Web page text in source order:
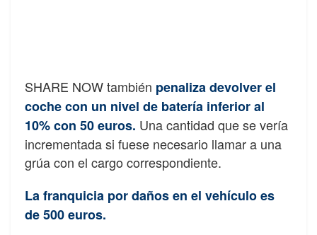
SHARE NOW también penaliza devolver el
coche con un nivel de batería inferior al
10% con 50 euros. Una cantidad que se vería
incrementada si fuese necesario llamar a una
grúa con el cargo correspondiente.
La franquicia por daños en el vehículo es
de 500 euros.